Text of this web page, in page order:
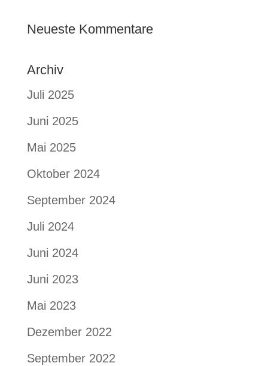
Neueste Kommentare
Archiv
Juli 2025
Juni 2025
Mai 2025
Oktober 2024
September 2024
Juli 2024
Juni 2024
Juni 2023
Mai 2023
Dezember 2022
September 2022